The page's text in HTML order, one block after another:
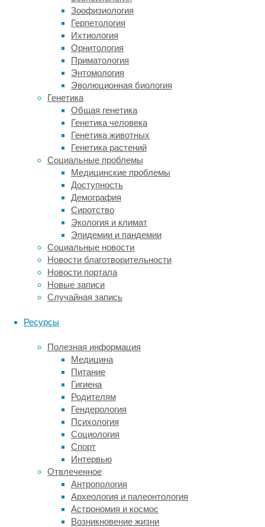
Зоофизиология
Герпетология
Ихтиология
Орнитология
Приматология
Энтомология
Эволюционная биология
Генетика
Общая генетика
Генетика человека
Генетика животных
Генетика растений
Социальные проблемы
Медицинские проблемы
Доступность
Демография
Сиротство
Экология и климат
Эпидемии и пандемии
Социальные новости
Новости благотворительности
Новости портала
Новые записи
Случайная запись
Ресурсы
Полезная информация
Медицина
Питание
Гигиена
Родителям
Гендерология
Психология
Социология
Спорт
Интервью
Отвлеченное
Антропология
Археология и палеонтология
Астрономия и космос
Возникновение жизни
электросети
вдали
крупных
городов.
Выбирать
стоит
учетом
следующих
характеристик:
суммарной
мощности
электрооборудования
в
доме;
пределов
рабочего
напряжения;
разности;
скорости
стабилизации;
размещения;
точности
из
ключевых
параметров
данного
оборудования
является
мощность
всех
приборов,
подключаемых
посредством
стабилизатора.
Это
может
быть